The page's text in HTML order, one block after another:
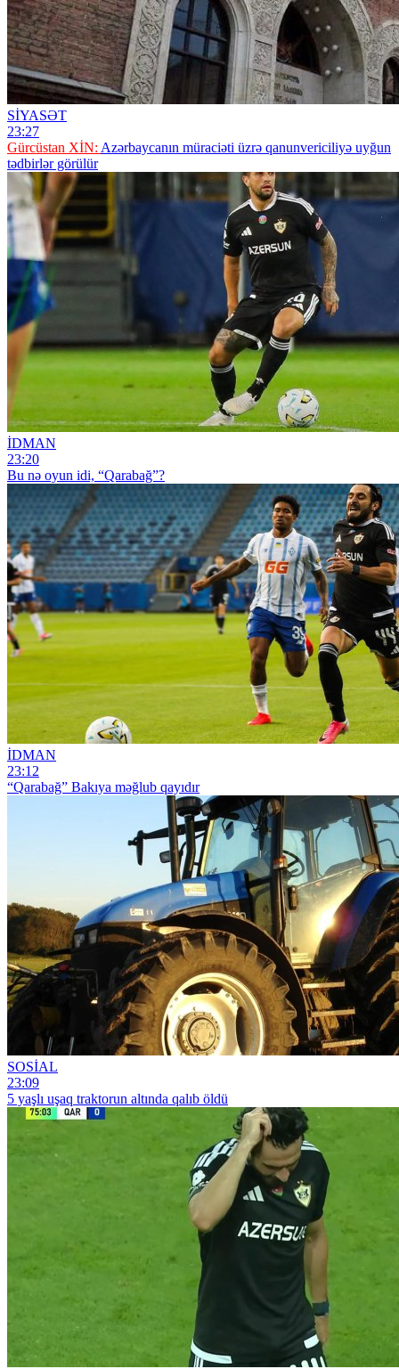
SİYASƏT
23:27
Gürcüstan XİN: Azərbaycanın müraciəti üzrə qanunvericiliyə uyğun
tədbirlər görülür
İDMAN
23:20
Bu nə oyun idi, “Qarabağ”?
İDMAN
23:12
“Qarabağ” Bakıya məğlub qayıdır
SOSİAL
23:09
5 yaşlı uşaq traktorun altında qalıb öldü